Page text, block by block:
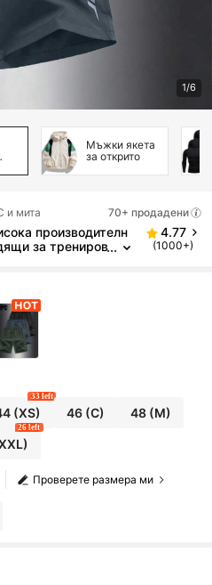
1/6
Мъжки якета
за открито
и мита 70+ продадени
производителн
за трениров
4.77
(1000+)
(XS)
33 left
46 (С) 48(М)
26 left
Проверете размера ми